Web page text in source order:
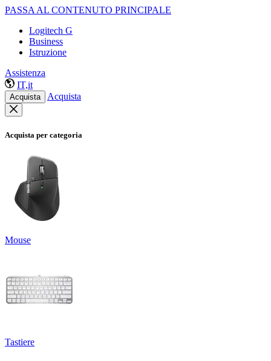
PASSA AL CONTENUTO PRINCIPALE
Logitech G
Business
Istruzione
Assistenza
IT,it
Acquista Acquista
Acquista per categoria
Mouse
Tastiere